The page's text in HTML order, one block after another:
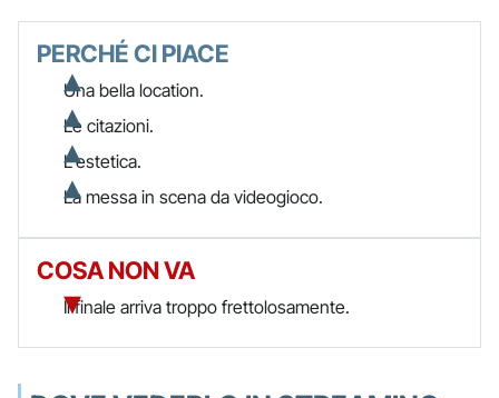
PERCHÉ CI PIACE
Una bella location.
Le citazioni.
L'estetica.
La messa in scena da videogioco.
COSA NON VA
Il finale arriva troppo frettolosamente.